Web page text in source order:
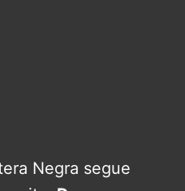
Negra segue